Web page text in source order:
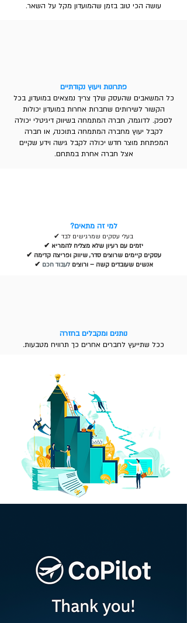
עושה הכי טוב בזמן שהמועדון מקל על השאר.
פתרונות ויעוץ נקודתיים
כל המשאבים שהעסק שלך צריך נמצאים במועדון, בכל
הקשור לשירותים שחברות אחרות במועדון יכולות
לספק. לדוגמה, חברה המתמחה בשיווק דיגיטלי יכולה
לקבל יעוץ מחברה המתמחה בתוכנה, או חברה
המפתחת מוצר חדש יכולה לקבל גישה וידע שקיים
אצל חברה אחרת במתחם.
למי זה מתאים?
✔ בעלי עסקים שמרגישים לבד
✔ יזמים עם רעיון שלא מצליח להמריא
✔ עסקים קיימים שרוצים סדר, שיווק ופריצה קדימה
✔ אנשים שעובדים קשה – ורוציםלעבוד חכם
נותנים ומקבלים בחזרה
ככל שתייעץ לחברים אחרים כך תרוויח מטבעות.